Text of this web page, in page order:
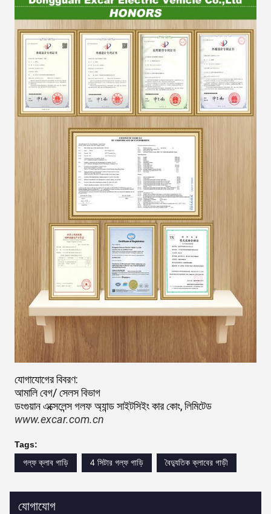
যোগাযোগের বিবরণ:
আমালি বেগ/ সেলস বিভাগ
ডংগুয়ান এক্সেলেন্স গলফ অ্যান্ড সাইটসিইং কার কোং, লিমিটেড
www.excar.com.cn
Tags:
গল্ফ ক্লাব গাড়ি
4 সিটার গল্ফ গাড়ি বৈদ্যুতিক ক্লাবের গাড়ী
যোগাযোগ